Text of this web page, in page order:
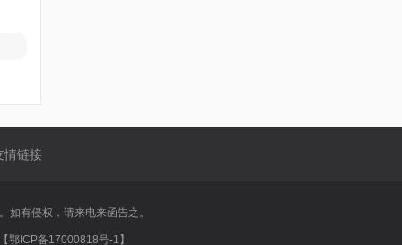
情链接
有侵权，请来电来函告之。
鄂ICP备17000818号-1】